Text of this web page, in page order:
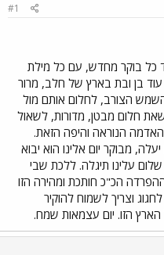
#1
כל בוקר מחדש, עם כל מילת
בן ובת בארץ של חלב, מרור
הצורב, לחלום אותם מול
חלום מבטן, מדורות, לשאול
האדמה הנוראה והיפה הזאת.
מבוקר יום אלינו הוא יבוא
שלום עלינו תיגלה. ללכת שבי
הכ"כ חותכת ומהירה הזו
וצריך לשמוח להוקיר
הזו. יום עצמאות שמח.